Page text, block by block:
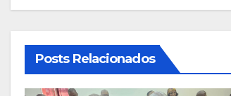
Posts Relacionados